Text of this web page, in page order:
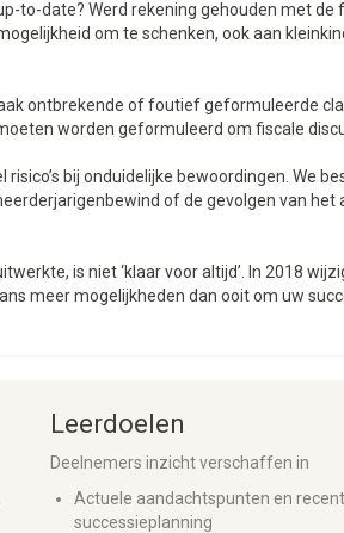
to-date? Werd rekening gehouden met
om te schenken, ook aan
ontbrekende of foutief geformuleerde
worden geformuleerd om fiscale
bij onduidelijke bewoordingen. We
of de gevolgen van het
is niet ‘klaar voor altijd’. In 2018
meer mogelijkheden dan ooit om uw
Leerdoelen
Deelnemers inzicht verschaffen in
Actuele aandachtspunten en
successieplanning